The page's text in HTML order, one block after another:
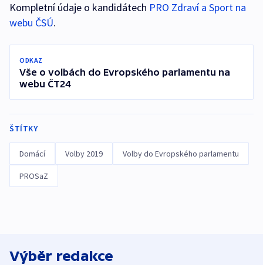
Kompletní údaje o kandidátech PRO Zdraví a Sport na
webu ČSÚ.
ODKAZ
Vše o volbách do Evropského parlamentu na
webu ČT24
ŠTÍTKY
Domácí Volby 2019 Volby do Evropského parlamentu
PROSaZ
Výběr redakce